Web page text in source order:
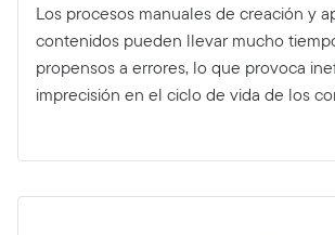
Los procesos manuales de creación y
contenidos pueden llevar mucho
propensos a errores, lo que provoca
imprecisión en el ciclo de vida de los